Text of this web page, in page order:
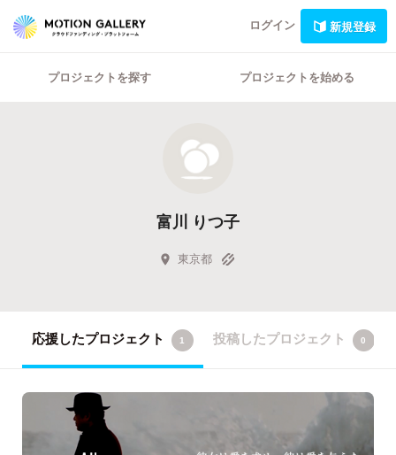
ログイン 新規登録
プロジェクトを探す プロジェクトを始める
富川 りつ子
東京都
応援したプロジェクト 1 投稿したプロジェクト 0